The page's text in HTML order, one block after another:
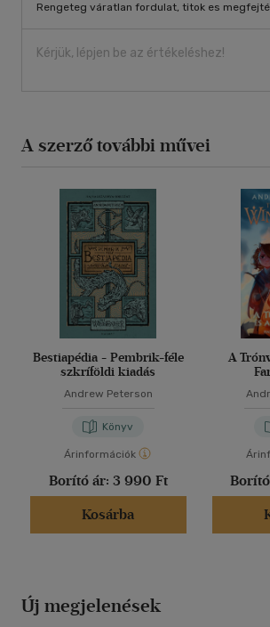
Rengeteg váratlan fordulat, titok es
Kérjük, lépjen be az értékeléshez!
A szerző további művei
Bestiapédia - Pembrik-féle
szkríföldi kiadás
Andrew Peterson
Könyv
Árinformációk
Borító ár: 3 990 Ft
Kosárba
A
Új megjelenések